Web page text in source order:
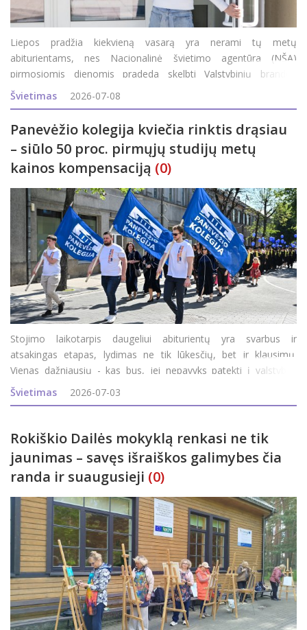
Liepos pradžia kiekvieną vasarą yra nerami tų metų
abiturientams, nes Nacionalinė švietimo agentūra (NŠA)
pirmosiomis dienomis pradeda skelbti Valstybinių brandos
egzaminų (VBE) rezultatus. Pirmuosius abiturientai sužinojo jau
vakar: po 14 val. NŠA internetinėje svetainėje pasir
Švietimas 2026-07-08
Panevėžio kolegija kviečia rinktis drąsiau
– siūlo 50 proc. pirmųjų studijų metų
kainos kompensaciją (0)
Stojimo laikotarpis daugeliui abiturientų yra svarbus ir
atsakingas etapas, lydimas ne tik lūkesčių, bet ir klausimų.
Vienas dažniausių - kas bus, jei nepavyks patekti į valstybės
finansuojamą studijų vietą? Ar tai reiškia, kad teks atsisakyti
svajonių studijų? Panevėžio kolegija sako - nebūt
Švietimas 2026-07-03
Rokiškio Dailės mokyklą renkasi ne tik
jaunimas – savęs išraiškos galimybes čia
randa ir suaugusieji (0)